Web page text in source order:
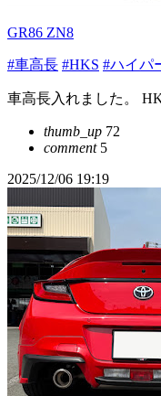
GR86 ZN8
#車高長 #HKS #ハイパ
車高長入れました。
thumb_up 72
comment5
2025/12/06 19:19